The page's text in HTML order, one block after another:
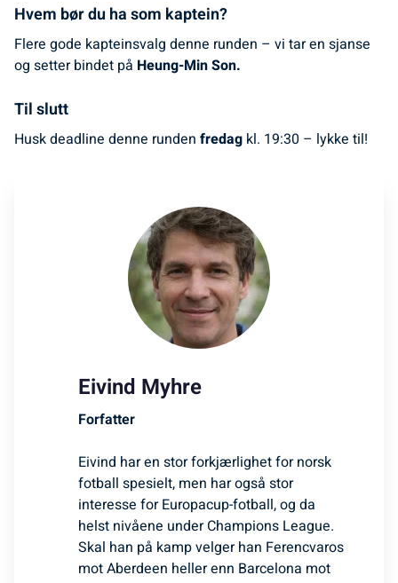
Hvem bør du ha som kaptein?
Flere gode kapteinsvalg denne runden – vi tar en sjanse
og setter bindet på Heung-Min Son.
Til slutt
Husk deadline denne runden fredag kl. 19:30 – lykke til!
Eivind Myhre
Forfatter
Eivind har en stor forkjærlighet for norsk
fotball spesielt, men har også stor
interesse for Europacup-fotball, og da
helst nivåene under Champions League.
Skal han på kamp velger han Ferencvaros
mot Aberdeen heller enn Barcelona mot